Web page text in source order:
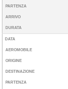
PARTENZA
ARRIVO
DURATA
DATA
AEROMOBILE
ORIGINE
DESTINAZIONE
PARTENZA